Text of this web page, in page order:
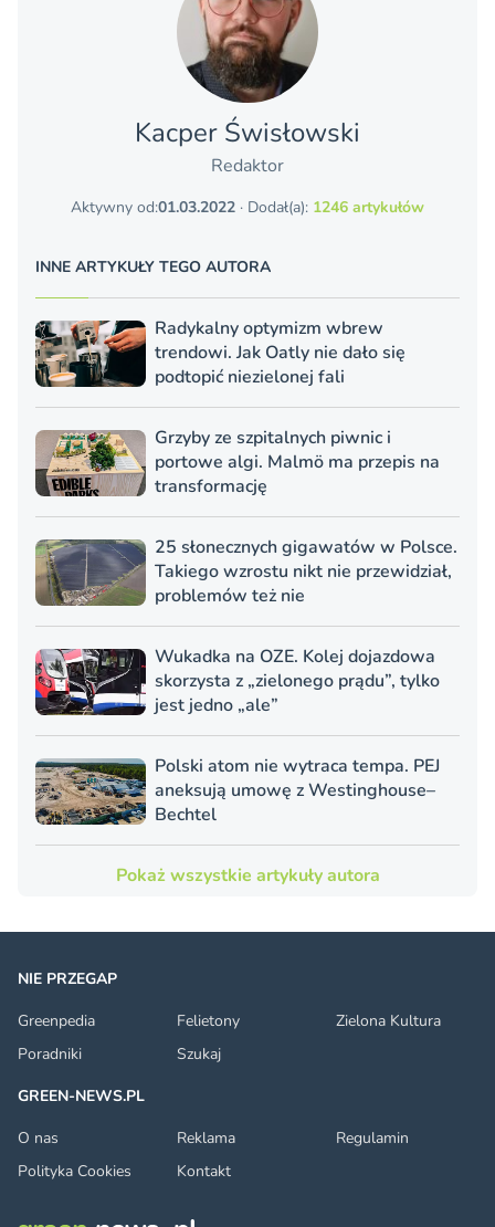
Kacper Świsło­wski
Redaktor
Aktywny od:01.03.2022 · Dodał(a): 1246 artykułów
INNE ARTYKUŁY TEGO AUTORA
Radykalny optymizm wbrew
trendowi. Jak Oatly nie dało się
podtopić niezielonej fali
Grzyby ze szpitalnych piwnic i
portowe algi. Malmö ma przepis na
transformację
25 słonecznych gigawatów w Polsce.
Takiego wzrostu nikt nie przewidział,
problemów też nie
Wukadka na OZE. Kolej dojazdowa
skorzysta z „zielonego prądu”, tylko
jest jedno „ale”
Polski atom nie wytraca tempa. PEJ
aneksują umowę z Westinghouse–
Bechtel
Pokaż wszystkie artykuły autora
NIE PRZEGAP
Greenpedia
Felietony
Zielona Kultura
Poradniki
Szukaj
GREEN-NEWS.PL
O nas
Reklama
Regulamin
Polityka Cookies
Kontakt